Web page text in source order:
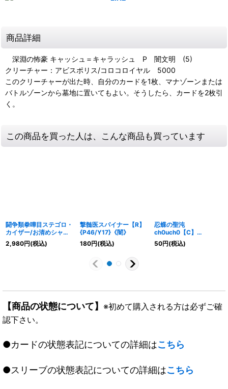
商品詳細
深淵の怖豪 キャッシュ＝キャラッシュ P 闇文明 (5)
クリーチャー：アビスポリス/コロコロイヤル 5000
このクリーチャーが出た時、自分のカードを1枚、マナゾーンまたは
バトルゾーンから墓地に置いてもよい。そうしたら、カードを2枚引
く。
この商品を買った人は、こんな商品も買っています
闘争類拳嘩目ステゴロ・
カイザー/お清めシャラ
ップ【-】
{RP1915B/20}《自然》
2,980円(税込)
撃髄医スパイナー【R】
{P46/Y17}《闇》
180円(税込)
忍蝶の聖沌
ch0uch0【C】
{23RP452/74}《光》
50円(税込)
【商品の状態について】 ※初めて購入される方は必ずご確
認下さい。
●カードの状態表記についての詳細はこちら
●スリーブの状態表記についての詳細はこちら